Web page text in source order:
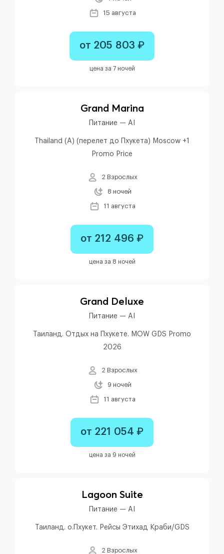
15 августа
от 205 803 ₽
цена за 7 ночей
Grand Marina
Питание — AI
Thailand (A) (перелет до Пхукета) Moscow +1
Promo Price
2 Взрослых
8 ночей
11 августа
от 212 496 ₽
цена за 8 ночей
Grand Deluxe
Питание — AI
Таиланд. Отдых на Пхукете. MOW GDS Promo
2026
2 Взрослых
9 ночей
11 августа
от 221 054 ₽
цена за 9 ночей
Lagoon Suite
Питание — AI
Таиланд. о.Пхукет. Рейсы Этихад Краби/GDS
2 Взрослых